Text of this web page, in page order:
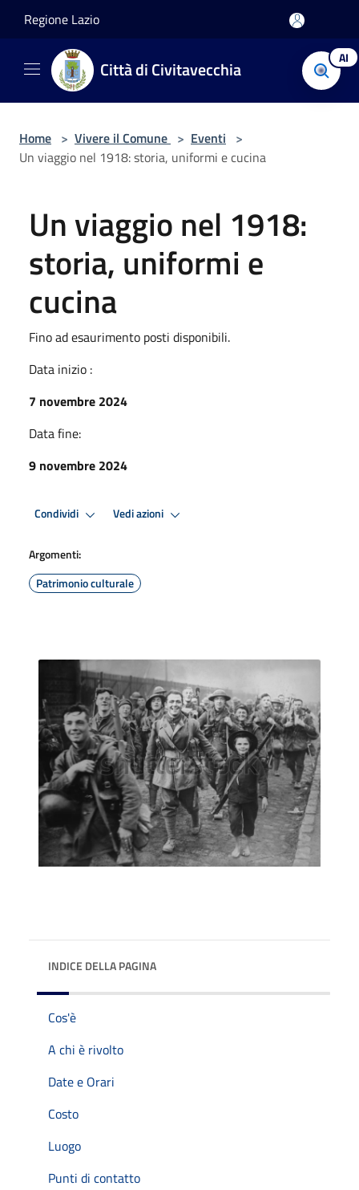
Regione Lazio
Città di Civitavecchia AI
Home > Vivere il Comune > Eventi >
Un viaggio nel 1918: storia, uniformi e cucina
Un viaggio nel 1918:
storia, uniformi e
cucina
Fino ad esaurimento posti disponibili.
Data inizio :
7 novembre 2024
Data fine:
9 novembre 2024
Condividi Vedi azioni
Argomenti:
Patrimonio culturale
INDICE DELLA PAGINA
Cos'è
A chi è rivolto
Date e Orari
Costo
Luogo
Punti di contatto